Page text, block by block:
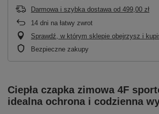
Darmowa i szybka dostawa od 499,00 zł
14 dni na łatwy zwrot
Sprawdź, w którym sklepie obejrzysz i
Bezpieczne zakupy
Ciepła czapka zimowa 4F
idealna ochrona i codzienna